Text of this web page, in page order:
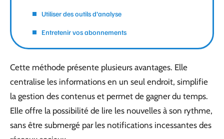
Utiliser des outils d’analyse
Entretenir vos abonnements
Cette méthode présente plusieurs avantages. Elle
centralise les informations en un seul endroit, simplifie
la gestion des contenus et permet de gagner du temps.
Elle offre la possibilité de lire les nouvelles à son rythme,
sans être submergé par les notifications incessantes des